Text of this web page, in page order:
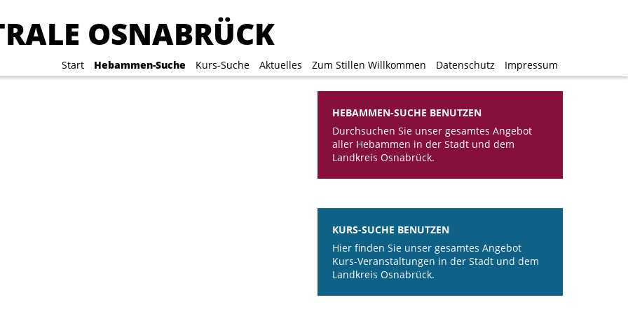
OSNABRÜCK
Start Hebammen-Suche Kurs-Suche Aktuelles Zum Stillen Willkommen Datenschutz Impressum
OSNABRÜCK
Start Hebammen-Suche Kurs-Suche Aktuelles Zum Stillen Willkommen Datenschutz Impressum
HEBAMMEN-SUCHE BENUTZEN
Durchsuchen Sie unser gesamtes Angebot
aller Hebammen in der Stadt und dem
Landkreis Osnabrück.
KURS-SUCHE BENUTZEN
Hier finden Sie unser gesamtes Angebot
Kurs-Veranstaltungen in der Stadt und dem
Landkreis Osnabrück.